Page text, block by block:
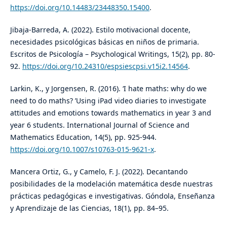
https://doi.org/10.14483/23448350.15400.
Jibaja-Barreda, A. (2022). Estilo motivacional docente,
necesidades psicológicas básicas en niños de primaria.
Escritos de Psicología – Psychological Writings, 15(2), pp. 80-
92. https://doi.org/10.24310/espsiescpsi.v15i2.14564.
Larkin, K., y Jorgensen, R. (2016). ‘I hate maths: why do we
need to do maths? ’Using iPad video diaries to investigate
attitudes and emotions towards mathematics in year 3 and
year 6 students. International Journal of Science and
Mathematics Education, 14(5), pp. 925-944.
https://doi.org/10.1007/s10763-015-9621-x.
Mancera Ortiz, G., y Camelo, F. J. (2022). Decantando
posibilidades de la modelación matemática desde nuestras
prácticas pedagógicas e investigativas. Góndola, Enseñanza
y Aprendizaje de las Ciencias, 18(1), pp. 84–95.